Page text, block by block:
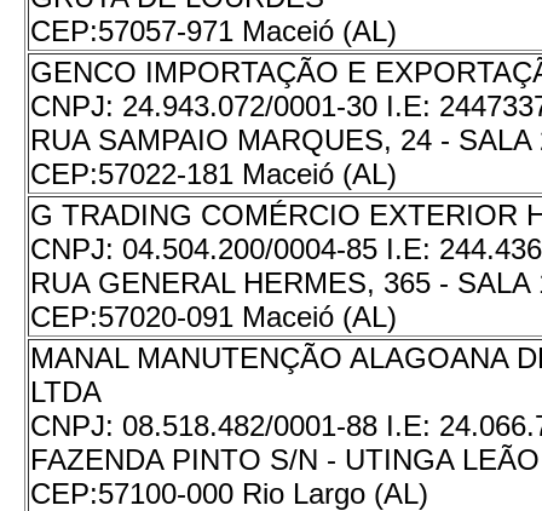
CEP:57057-971 Maceió (AL)
GENCO IMPORTAÇÃO E
CNPJ: 24.943.072/0001-30 I.E:
RUA SAMPAIO MARQUES, 24 -
CEP:57022-181 Maceió (AL)
G TRADING COMÉRCIO EXTERIOR
CNPJ: 04.504.200/0004-85 I.E:
RUA GENERAL HERMES, 365 - SALA
CEP:57020-091 Maceió (AL)
MANAL MANUTENÇÃO ALAGOANA
LTDA
CNPJ: 08.518.482/0001-88 I.E:
FAZENDA PINTO S/N - UTINGA LEÃO
CEP:57100-000 Rio Largo (AL)